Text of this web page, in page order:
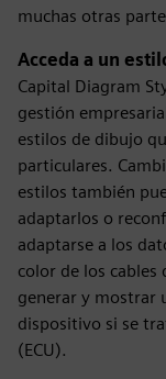
muchas otras
Acceda a un
Capital Diagram
gestión
estilos de dibujo
particulares.
estilos también
adaptarlos o
adaptarse a los
color de los
generar y mostrar
dispositivo si se
(ECU).